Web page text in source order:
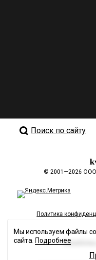
Поиск по сайту
© 2001—2026 ООО
Политика
Разработка
Мы используем файлы
сайта. Подробнее